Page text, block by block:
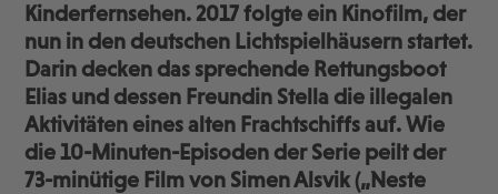
Kinderfernsehen. 2017 folgte ein Kinofilm, der
nun in den deutschen Lichtspielhäusern startet.
Darin decken das sprechende Rettungsboot
Elias und dessen Freundin Stella die illegalen
Aktivitäten eines alten Frachtschiffs auf. Wie
die 10-Minuten-Episoden der Serie peilt der
73-minütige Film von Simen Alsvik („Neste